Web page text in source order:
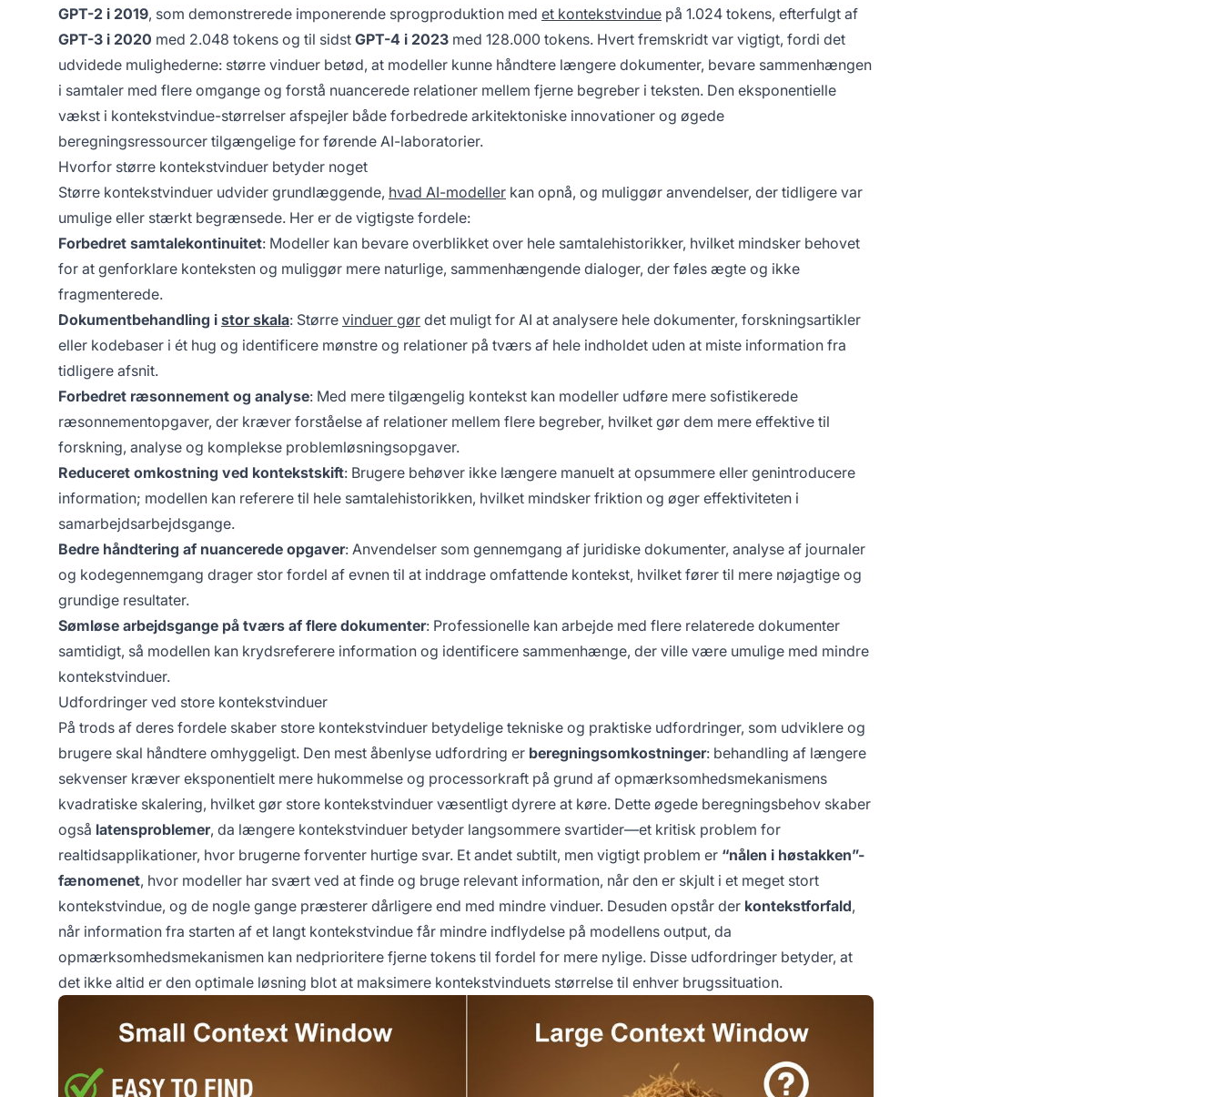
GPT-2 i 2019, som demonstrerede imponerende sprogproduktion med et kontekstvindue på 1.024 tokens, efterfulgt af
GPT-3 i 2020 med 2.048 tokens og til sidst GPT-4 i 2023 med 128.000 tokens. Hvert fremskridt var vigtigt, fordi det
udvidede mulighederne: større vinduer betød, at modeller kunne håndtere længere dokumenter, bevare sammenhængen
i samtaler med flere omgange og forstå nuancerede relationer mellem fjerne begreber i teksten. Den eksponentielle
vækst i kontekstvindue-størrelser afspejler både forbedrede arkitektoniske innovationer og øgede
beregningsressourcer tilgængelige for førende AI-laboratorier.
Hvorfor større kontekstvinduer betyder noget
Større kontekstvinduer udvider grundlæggende, hvad AI-modeller kan opnå, og muliggør anvendelser, der tidligere var
umulige eller stærkt begrænsede. Her er de vigtigste fordele:
Forbedret samtalekontinuitet: Modeller kan bevare overblikket over hele samtalehistorikker, hvilket mindsker behovet
for at genforklare konteksten og muliggør mere naturlige, sammenhængende dialoger, der føles ægte og ikke
fragmenterede.
Dokumentbehandling i stor skala: Større vinduer gør det muligt for AI at analysere hele dokumenter, forskningsartikler
eller kodebaser i ét hug og identificere mønstre og relationer på tværs af hele indholdet uden at miste information fra
tidligere afsnit.
Forbedret ræsonnement og analyse: Med mere tilgængelig kontekst kan modeller udføre mere sofistikerede
ræsonnementopgaver, der kræver forståelse af relationer mellem flere begreber, hvilket gør dem mere effektive til
forskning, analyse og komplekse problemløsningsopgaver.
Reduceret omkostning ved kontekstskift: Brugere behøver ikke længere manuelt at opsummere eller genintroducere
information; modellen kan referere til hele samtalehistorikken, hvilket mindsker friktion og øger effektiviteten i
samarbejdsarbejdsgange.
Bedre håndtering af nuancerede opgaver: Anvendelser som gennemgang af juridiske dokumenter, analyse af journaler
og kodegennemgang drager stor fordel af evnen til at inddrage omfattende kontekst, hvilket fører til mere nøjagtige og
grundige resultater.
Sømløse arbejdsgange på tværs af flere dokumenter: Professionelle kan arbejde med flere relaterede dokumenter
samtidigt, så modellen kan krydsreferere information og identificere sammenhænge, der ville være umulige med mindre
kontekstvinduer.
Udfordringer ved store kontekstvinduer
På trods af deres fordele skaber store kontekstvinduer betydelige tekniske og praktiske udfordringer, som udviklere og
brugere skal håndtere omhyggeligt. Den mest åbenlyse udfordring er beregningsomkostninger: behandling af længere
sekvenser kræver eksponentielt mere hukommelse og processorkraft på grund af opmærksomhedsmekanismens
kvadratiske skalering, hvilket gør store kontekstvinduer væsentligt dyrere at køre. Dette øgede beregningsbehov skaber
også latensproblemer, da længere kontekstvinduer betyder langsommere svartider—et kritisk problem for
realtidsapplikationer, hvor brugerne forventer hurtige svar. Et andet subtilt, men vigtigt problem er “nålen i høstakken”-
fænomenet, hvor modeller har svært ved at finde og bruge relevant information, når den er skjult i et meget stort
kontekstvindue, og de nogle gange præsterer dårligere end med mindre vinduer. Desuden opstår der kontekstforfald,
når information fra starten af et langt kontekstvindue får mindre indflydelse på modellens output, da
opmærksomhedsmekanismen kan nedprioritere fjerne tokens til fordel for mere nylige. Disse udfordringer betyder, at
det ikke altid er den optimale løsning blot at maksimere kontekstvinduets størrelse til enhver brugssituation.